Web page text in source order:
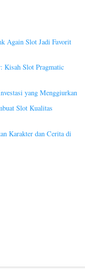
Again Slot Jadi Favorit
Kisah Slot Pragmatic
yang Menggiurkan
Slot Kualitas
Karakter dan Cerita di